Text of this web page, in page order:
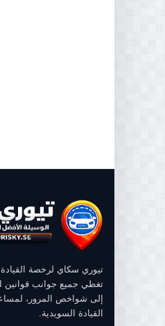
تيوري سكاي لرخصة
تغطي جميع جوانب قوانين
إلى شواخص المرور،
القيادة السويدية.